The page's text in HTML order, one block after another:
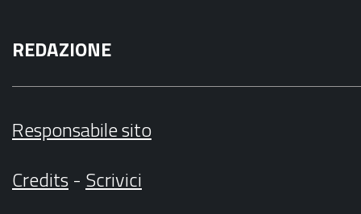
REDAZIONE
Responsabile sito
Credits- Scrivici